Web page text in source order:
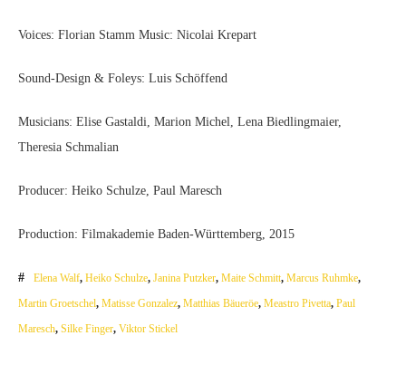
Voices: Florian Stamm Music: Nicolai Krepart
Sound-Design & Foleys: Luis Schöffend
Musicians: Elise Gastaldi, Marion Michel, Lena Biedlingmaier,
Theresia Schmalian
Producer: Heiko Schulze, Paul Maresch
Production: Filmakademie Baden-Württemberg, 2015
Elena Walf, Heiko Schulze, Janina Putzker, Maite Schmitt, Marcus Ruhmke,
Martin Groetschel, Matisse Gonzalez, Matthias Bäueröe, Meastro Pivetta, Paul
Maresch, Silke Finger, Viktor Stickel